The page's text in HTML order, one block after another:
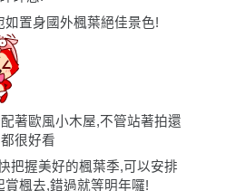
置身國外楓葉絕佳景色!
著歐風小木屋,不管站著拍還
很好看
把握美好的楓葉季,可以安排
賞楓去,錯過就等明年囉!